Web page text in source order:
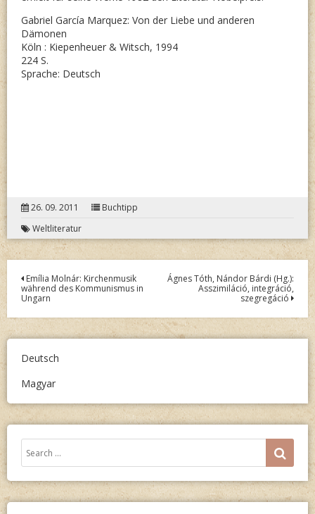
Gabriel García Marquez: Von der Liebe und anderen
Dämonen
Köln : Kiepenheuer & Witsch, 1994
224 S.
Sprache: Deutsch
26. 09. 2011
Buchtipp
Weltliteratur
Post
navigation
Emília Molnár: Kirchenmusik
während des Kommunismus in
Ungarn
Ágnes Tóth, Nándor Bárdi (Hg.):
Asszimiláció, integráció,
szegregáció
Deutsch
Magyar
Search
for: